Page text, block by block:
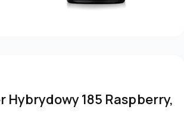
Hybrydowy 185 Raspberry,